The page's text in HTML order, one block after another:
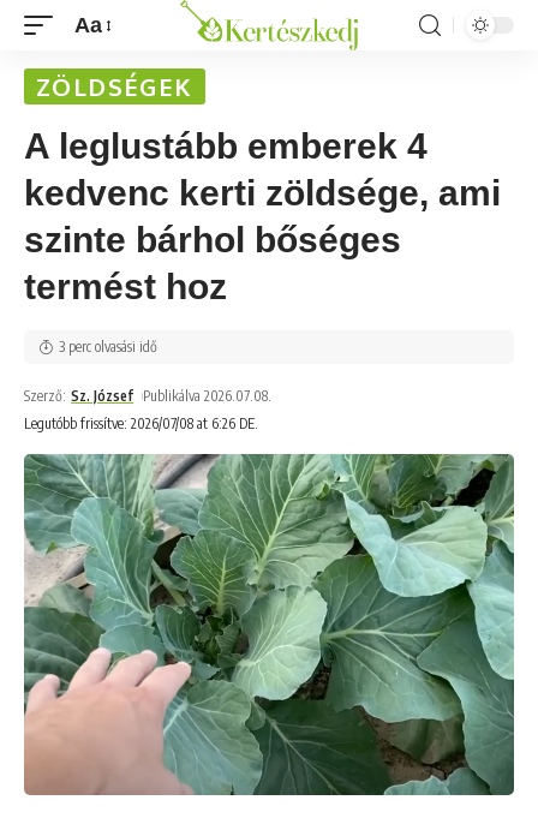
Aa
ZÖLDSÉGEK
A leglustább emberek 4
kedvenc kerti zöldsége, ami
szinte bárhol bőséges
termést hoz
Legutóbb frissítve: 2026/07/08 at 6:26 DE.
Szerző: Sz. József Publikálva 2026.07.08.
3 perc olvasási idő